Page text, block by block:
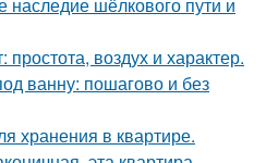
воздух и характер.
ванну: пошагово и без
хранения в квартире.